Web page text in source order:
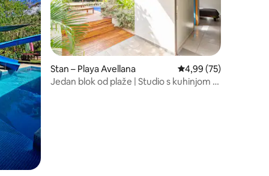
Stan – Playa Avellana Prosječna ocjena:
4,99 (75)
Jedan blok od plaže | Studio s kuhinjom u